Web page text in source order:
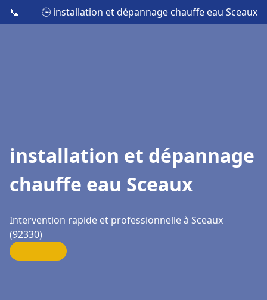
📞 🕒 installation et dépannage chauffe eau Sceaux
installation et dépannage
chauffe eau Sceaux
Intervention rapide et professionnelle à Sceaux
(92330)